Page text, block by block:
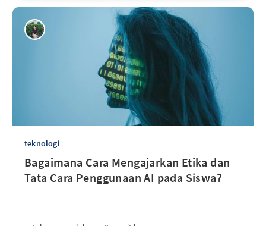
teknologi
Bagaimana Cara Mengajarkan Etika dan
Tata Cara Penggunaan AI pada Siswa?